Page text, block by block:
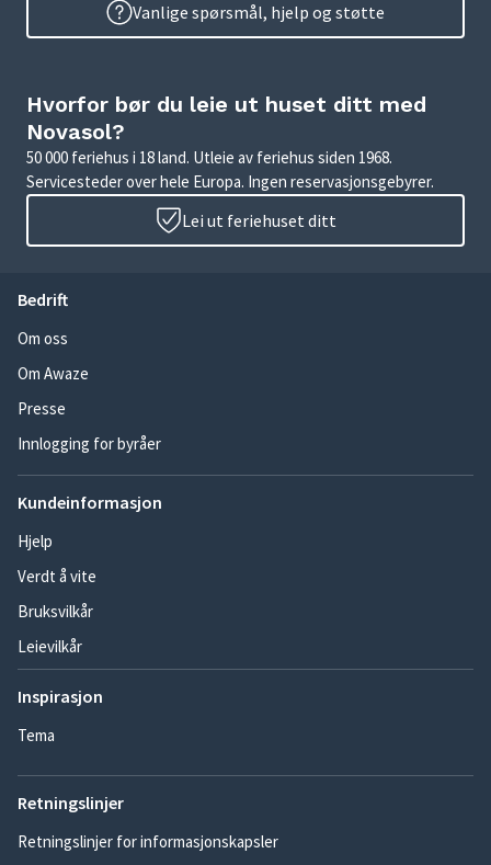
Vanlige spørsmål, hjelp og støtte
Hvorfor bør du leie ut huset ditt med
Novasol?
50 000 feriehus i 18 land. Utleie av feriehus siden 1968.
Servicesteder over hele Europa. Ingen reservasjonsgebyrer.
Lei ut feriehuset ditt
Bedrift
Om oss
Om Awaze
Presse
Innlogging for byråer
Kundeinformasjon
Hjelp
Verdt å vite
Bruksvilkår
Leievilkår
Inspirasjon
Tema
Retningslinjer
Retningslinjer for informasjonskapsler